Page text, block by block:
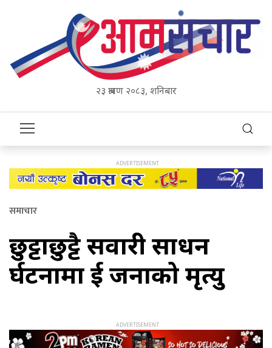
२३ श्रावण २०८३, शनिबार
समाचार
छुट्टाछुट्टै सवारी साधन
दुर्घटनामा दुई जनाको मृत्यु